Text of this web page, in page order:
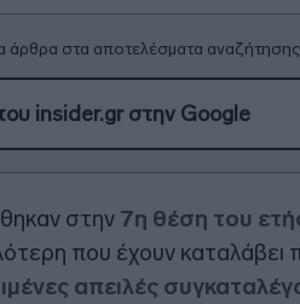
άρθρα στα αποτελέσματα
insider.gr στην Google
στην 7η θέση του
που έχουν καταλάβει
απειλές